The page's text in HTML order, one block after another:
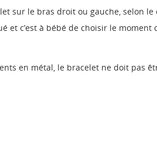
sur le bras droit ou gauche, selon
et c’est à bébé de choisir le
en métal, le bracelet ne doit pas